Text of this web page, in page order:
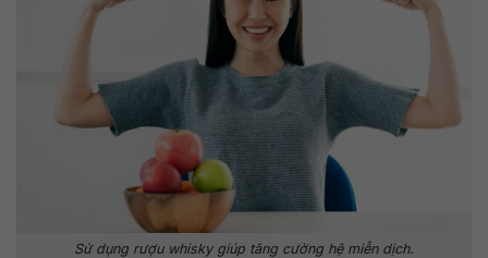
Sử dụng rượu whisky giúp tăng cường hệ miễn dịch.